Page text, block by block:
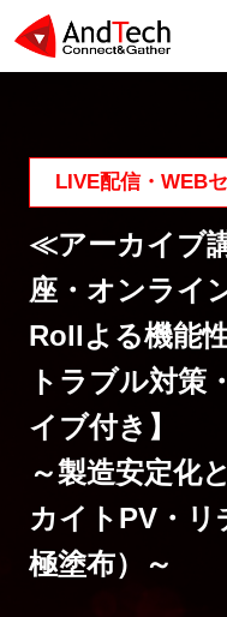
LIVE配信・WEB
≪アーカイブ
座・オンライ
Rollよる機能
トラブル対策
イブ付き】
～製造安定化
カイトPV・
極塗布）～